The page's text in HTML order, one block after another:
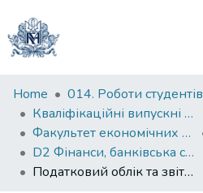
Communities
&
Collections
All of DSpace
Home
014. Роботи студентів
Кваліфікаційні випускні роботи здобувачів вищої освіти бакалаврських програм
Факультет економічних наук
D2 Фінанси, банківська справа, страхування та фондовий ринок
Податковий облік та звітність в Україні: сучасні підходи, проблеми та виклики